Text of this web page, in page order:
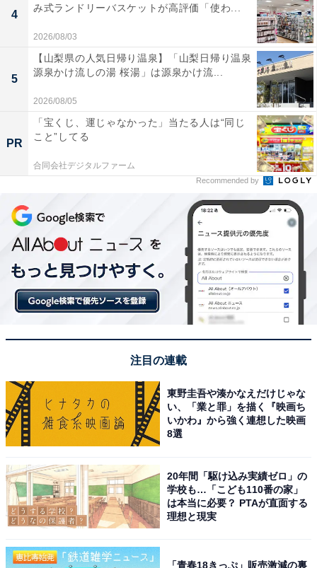
楽天トラベルの「アーリーサマーフェア」とは？
楽天トラベルでは、6月1日9時59分まで「アーリーサマ
ーフェア」を開催中。人気の宿やホテルを対象に、宿泊
予約で使えるお得な割引クーポンを配布しています。
クーポンは国内宿泊のほか、遊び・体験や楽パックな
ど、さまざまな旅行商品で利用可能。エントリーをして
対象サービスを利用することで最大5000ポイントが当た
るキャンペーンも開催しています。賢く旅の計画を立て
て、お得に旅行を楽しみましょう。
楽天トラベルでキャンペーンにエントリーする
※掲載されている情報は記事公開時のものです。あらか
すると、売上の一部がオールアバウトに還元されること
があります。
部
4
み式ランドリーバスケットが高評価「使わ...
2026/08/03
5
【山梨県の人気日帰り温泉】「山梨日帰り温泉
源泉かけ流しの湯 桜湯」は源泉かけ流...
2026/08/05
PR
「宝くじ、運じゃなかった」当たる人は“同じ
こと”してる
合同会社デジタルファーム
Recommended by
注目の連載
東野圭吾や湊かなえだけじゃな
い、「業と罪」を描く『映画ち
いかわ』から強く連想した映画
8選
20年間「駆け込み実績ゼロ」の
学校も…「こども110番の家」
は本当に必要？ PTAが直面する
理想と現実
「青春18きっぷ」販売激減の裏